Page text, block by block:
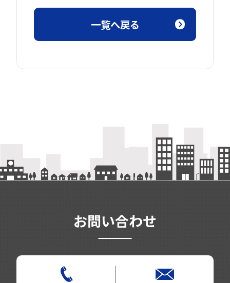
一覧へ戻る
お問い合わせ